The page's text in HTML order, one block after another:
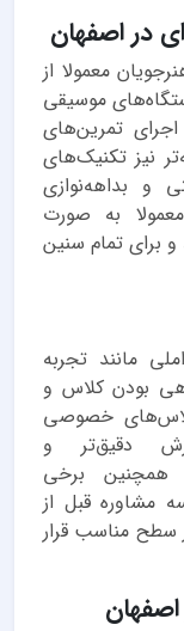
در اصفهان
معمولا از
موسیقی
تمرین‌های
نیز تکنیک‌های
و بداهه‌نوازی
به صورت
برای تمام سنین
مانند تجربه
بودن کلاس و
خصوصی
دقیق‌تر و
همچنین برخی
مشاوره قبل از
سطح مناسب قرار